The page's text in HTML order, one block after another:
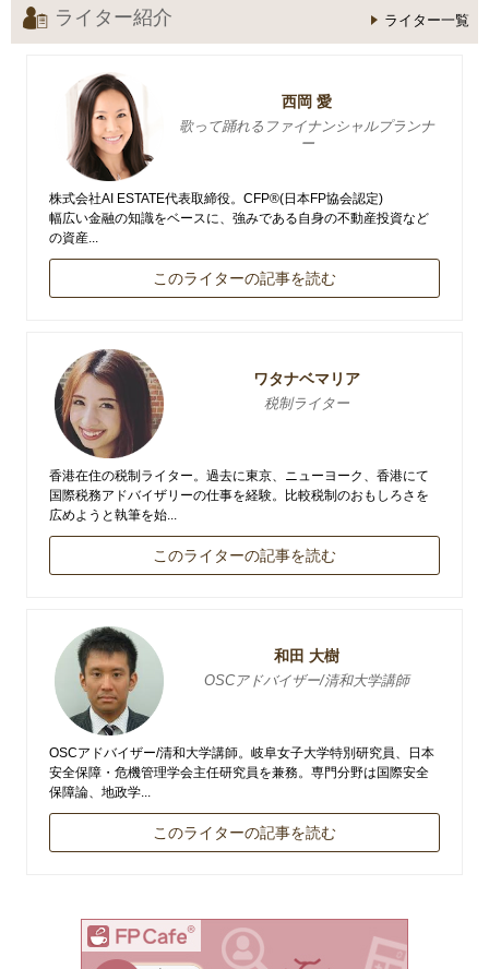
ライター紹介 ライター一覧
西岡 愛
歌って踊れるファイナンシャルプランナ
ー
株式会社AI ESTATE代表取締役。CFP®(日本FP協会認定)
幅広い金融の知識をベースに、強みである自身の不動産投資など
の資産...
このライターの記事を読む
ワタナベマリア
税制ライター
香港在住の税制ライター。過去に東京、ニューヨーク、香港にて
国際税務アドバイザリーの仕事を経験。比較税制のおもしろさを
広めようと執筆を始...
このライターの記事を読む
和田 大樹
OSCアドバイザー/清和大学講師
OSCアドバイザー/清和大学講師。岐阜女子大学特別研究員、日本
安全保障・危機管理学会主任研究員を兼務。専門分野は国際安全
保障論、地政学...
このライターの記事を読む